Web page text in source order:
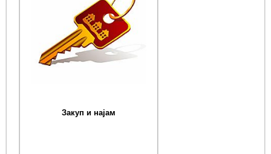
Закуп и најам